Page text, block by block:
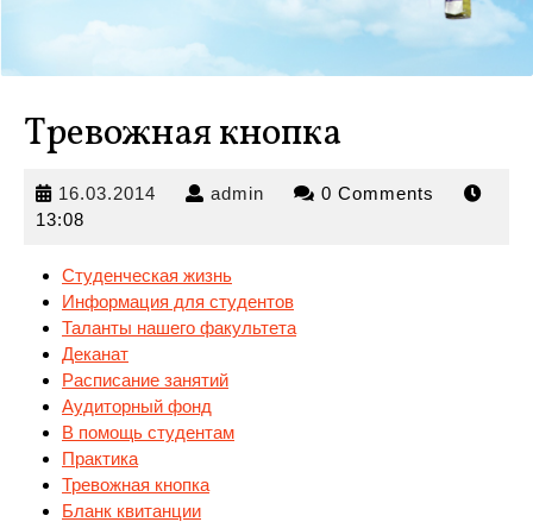
Тревожная кнопка
16.03.2014 16.03.2014
admin admin 0 Comments
13:08
Студенческая жизнь
Информация для студентов
Таланты нашего факультета
Деканат
Расписание занятий
Аудиторный фонд
В помощь студентам
Практика
Тревожная кнопка
Бланк квитанции